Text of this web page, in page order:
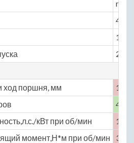
4.1
1996
2001
ход поршня, мм
108
4
кВт при об/мин
155
момент,Н*м при об/мин
382